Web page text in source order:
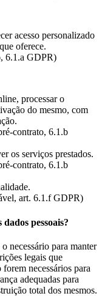
acesso personalizado
oferece.
6.1.a GDPR)
processar o
do mesmo, com
contrato, 6.1.b
os serviços prestados.
contrato, 6.1.b
art. 6.1.f GDPR)
pessoais?
necessário para manter
legais que
necessários para
adequadas para
total dos mesmos.